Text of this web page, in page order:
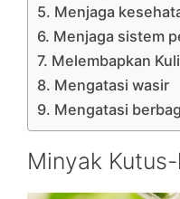
5. Menjaga
6. Menjaga sistem
7. Melembapkan
8. Mengatasi wasir
9. Mengatasi
Minyak